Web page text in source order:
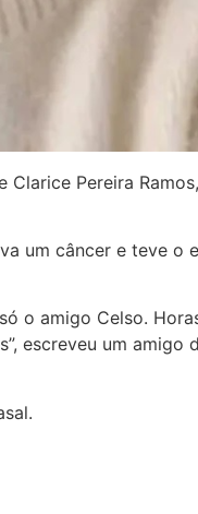
Pereira
um câncer e teve o
o amigo Celso.
escreveu um amigo